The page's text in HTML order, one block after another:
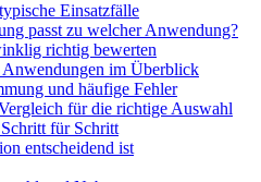
Einsatzfälle
passt zu welcher Anwendung?
richtig bewerten
Anwendungen im Überblick
und häufige Fehler
für die richtige Auswahl
für Schritt
entscheidend ist